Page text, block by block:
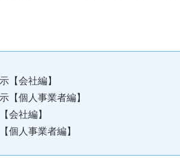
【会社編】
【個人事業者編】
会社編】
個人事業者編】